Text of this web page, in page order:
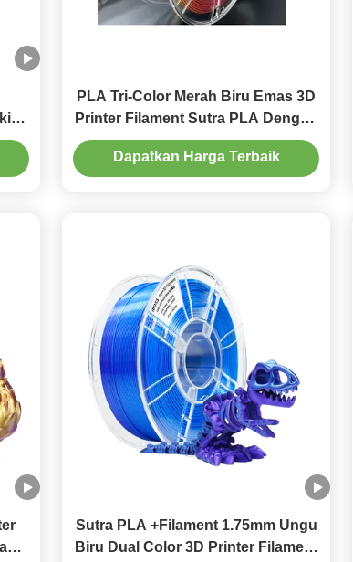
PLA Tri-Color Merah Biru Emas 3D
Printer Filament Sutra PLA Dengan
100% Bebas Gelembung
Dapatkan Harga Terbaik
Sutra PLA +Filament 1.75mm Ungu
Biru Dual Color 3D Printer Filament